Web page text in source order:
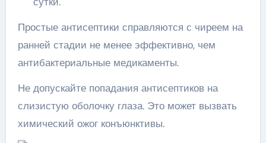
Простые антисептики справляются с чиреем на
ранней стадии не менее эффективно, чем
антибактериальные медикаменты.
Не допускайте попадания антисептиков на
слизистую оболочку глаза. Это может вызвать
химический ожог конъюнктивы.